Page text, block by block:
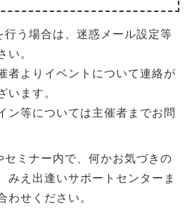
う場合は、迷惑メール設定等
い。
者よりイベントについて連絡が
います。
ン等については主催者までお問
ミナー内で、何かお気づきの
みえ出逢いサポートセンターま
わせください。